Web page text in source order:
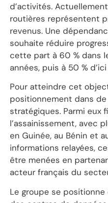
d’activités.
routières représentent
revenus. Une
souhaite réduire
cette part à 60 % dans
années, puis à 50 %
Pour atteindre cet
positionnement dans
stratégiques. Parmi eux
l’assainissement, avec
en Guinée, au Bénin et
informations relayées,
être menées en
acteur français du
Le groupe se